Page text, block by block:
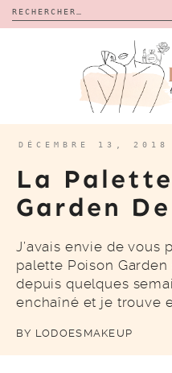
Rechercher :
CALENDRIERS DE
BON PLAN
À PROPOS
CONTACT
DÉCEMBRE 13, 2018
La
Garden De
J’avais envie de vous
palette Poison
depuis quelques
enchaîné et je trouve
BY LODOESMAKEUP